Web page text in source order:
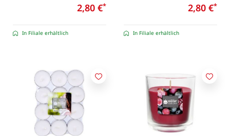
2,80 €*
In Filiale erhältlich
2,80 €*
In Filiale erhältlich
Merken